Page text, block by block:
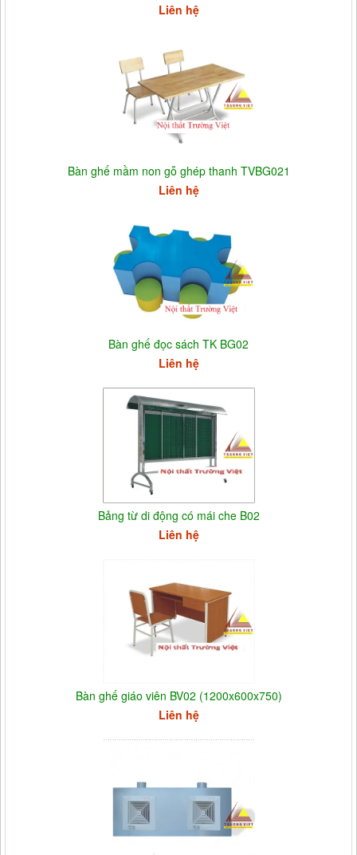
Liên hệ
Bàn ghế mầm non gỗ ghép thanh TVBG021
Liên hệ
Bàn ghế đọc sách TK BG02
Liên hệ
Bảng từ di động có mái che B02
Liên hệ
Bàn ghế giáo viên BV02 (1200x600x750)
Liên hệ